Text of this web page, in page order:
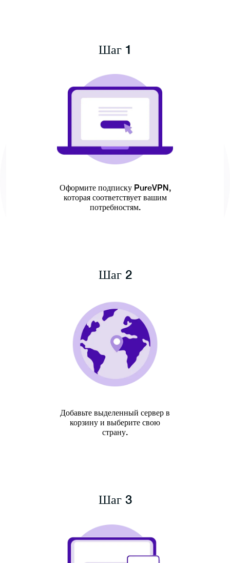
Шаг 1
Оформите подписку PureVPN,
которая соответствует вашим
потребностям.
Шаг 2
Добавьте выделенный сервер в
корзину и выберите свою
страну.
Шаг 3